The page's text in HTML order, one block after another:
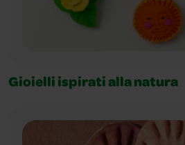
Gioielli ispirati alla natura